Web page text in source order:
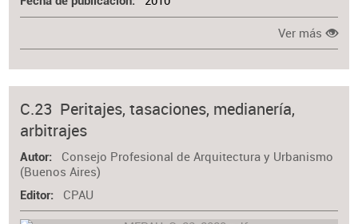
Ver más
C.23 Peritajes, tasaciones, medianería,
arbitrajes
Autor
Consejo Profesional de Arquitectura y Urbanismo
(Buenos Aires)
Editor CPAU